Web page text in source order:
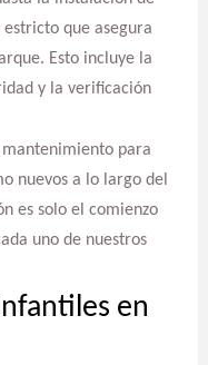
que asegura
Esto incluye la
y la verificación
para
nuevos a lo largo del
es solo el comienzo
uno de nuestros
en